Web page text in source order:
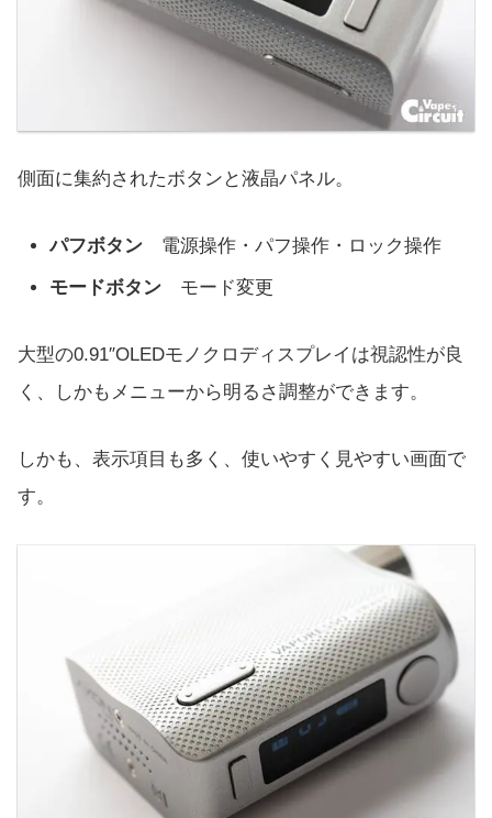
側面に集約されたボタンと液晶パネル。
パフボタン 電源操作・パフ操作・ロック操作
モードボタン モード変更
大型の0.91″OLEDモノクロディスプレイは視認性が良
く、しかもメニューから明るさ調整ができます。
しかも、表示項目も多く、使いやすく見やすい画面で
す。